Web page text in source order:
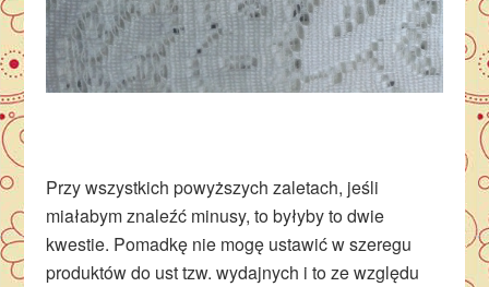
Przy wszystkich powyższych zaletach, jeśli
miałabym znaleźć minusy, to byłyby to dwie
kwestie. Pomadkę nie mogę ustawić w szeregu
produktów do ust tzw. wydajnych i to ze względu